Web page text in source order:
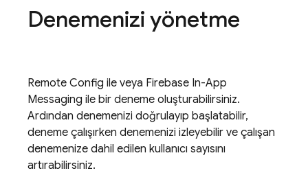
Denemenizi yönetme
Remote Config ile veya Firebase In-App
Messaging ile bir deneme oluşturabilirsiniz.
Ardından denemenizi doğrulayıp başlatabilir,
deneme çalışırken denemenizi izleyebilir ve çalışan
denemenize dahil edilen kullanıcı sayısını
artırabilirsiniz.